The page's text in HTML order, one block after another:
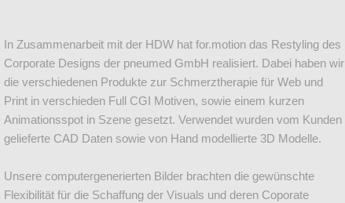
In Zusammenarbeit mit der HDW hat for.motion das Restyling des
Corporate Designs der pneumed GmbH realisiert. Dabei haben wir
die verschiedenen Produkte zur Schmerztherapie für Web und
Print in verschieden Full CGI Motiven, sowie einem kurzen
Animationsspot in Szene gesetzt. Verwendet wurden vom Kunden
gelieferte CAD Daten sowie von Hand modellierte 3D Modelle.
Unsere computergenerierten Bilder brachten die gewünschte
Flexibilität für die Schaffung der Visuals und deren Coporate